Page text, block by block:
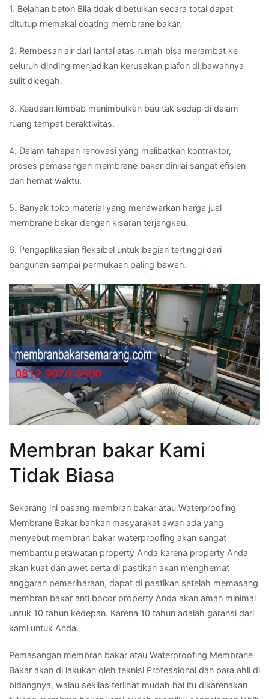
1. Belahan beton Bila tidak dibetulkan secara total dapat
ditutup memakai coating membrane bakar.
2. Rembesan air dari lantai atas rumah bisa merambat ke
seluruh dinding menjadikan kerusakan plafon di bawahnya
sulit dicegah.
3. Keadaan lembab menimbulkan bau tak sedap di dalam
ruang tempat beraktivitas.
4. Dalam tahapan renovasi yang melibatkan kontraktor,
proses pemasangan membrane bakar dinilai sangat efisien
dan hemat waktu.
5. Banyak toko material yang menawarkan harga jual
membrane bakar dengan kisaran terjangkau.
6. Pengaplikasian fleksibel untuk bagian tertinggi dari
bangunan sampai permukaan paling bawah.
Membran bakar Kami
Tidak Biasa
Sekarang ini pasang membran bakar atau Waterproofing
Membrane Bakar bahkan masyarakat awan ada yang
menyebut membran bakar waterproofing akan sangat
membantu perawatan property Anda karena property Anda
akan kuat dan awet serta di pastikan akan menghemat
anggaran pemeriharaan, dapat di pastikan setelah memasang
membran bakar anti bocor property Anda akan aman minimal
untuk 10 tahun kedepan. Karena 10 tahun adalah garansi dari
kami untuk Anda.
Pemasangan membran bakar atau Waterproofing Membrane
Bakar akan di lakukan oleh teknisi Professional dan para ahli di
bidangnya, walau sekilas terlihat mudah hal itu dikarenakan